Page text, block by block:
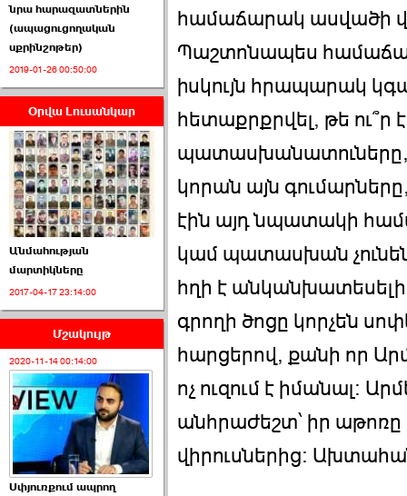
ՈՒՂԻՂ․ ԱԺ-ն
Կառավարության ›››
2026-07-01 00:52:00
ՍԴ-ն հուլիսի 1-ին
կհեռանա ›››
2026-07-01 00:08:00
Աննա Վարդապետյանն
նրա հարազատներին
(ապացուցողական
սքրինշոթեր)
2019-01-26 00:50:00
Օրվա Լուսանկար
Անմահության
մարտիկները
2017-04-17 23:14:00
Մշակույթ
2020-11-14 00:14:00
Սփյուռքում ապրող
համաճարակ ասվածի
Պաշտոնապես
իսկույն հրապարակ
հետաքրքրվել, թե ու՞ր
պատասխանատուները,
կորան այն
էին այդ նպատակի
կամ պատասխան
հղի է
գրողի ծոցը կորչեն
հարցերով, քանի որ
ոչ ուզում է իմանալ:
անհրաժեշտ՝ իր աթոռը
վիրուսներից: